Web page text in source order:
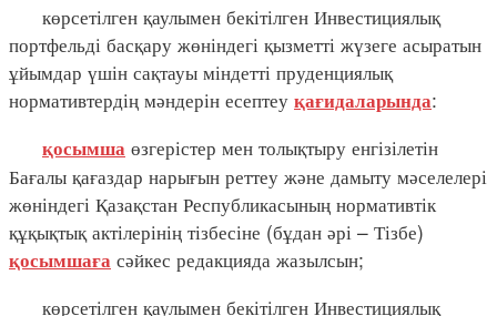
көрсетілген қаулымен бекітілген Инвестициялық
портфельді басқару жөніндегі қызметті жүзеге асыратын
ұйымдар үшін сақтауы міндетті пруденциялық
нормативтердің мәндерін есептеу қағидаларында:
қосымша өзгерістер мен толықтыру енгізілетін
Бағалы қағаздар нарығын реттеу және дамыту мәселелері
жөніндегі Қазақстан Республикасының нормативтік
құқықтық актілерінің тізбесіне (бұдан әрі – Тізбе)
қосымшаға сәйкес редакцияда жазылсын;
көрсетілген қаулымен бекітілген Инвестициялық